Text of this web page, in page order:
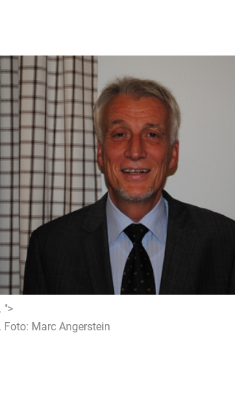
">
Foto: Marc Angerstein